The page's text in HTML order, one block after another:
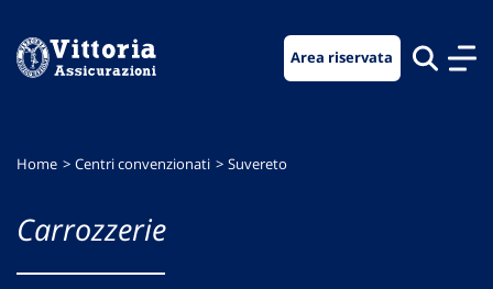
menu
contenuto
footer
Area riservata
Home Centri convenzionati Suvereto
Carrozzerie